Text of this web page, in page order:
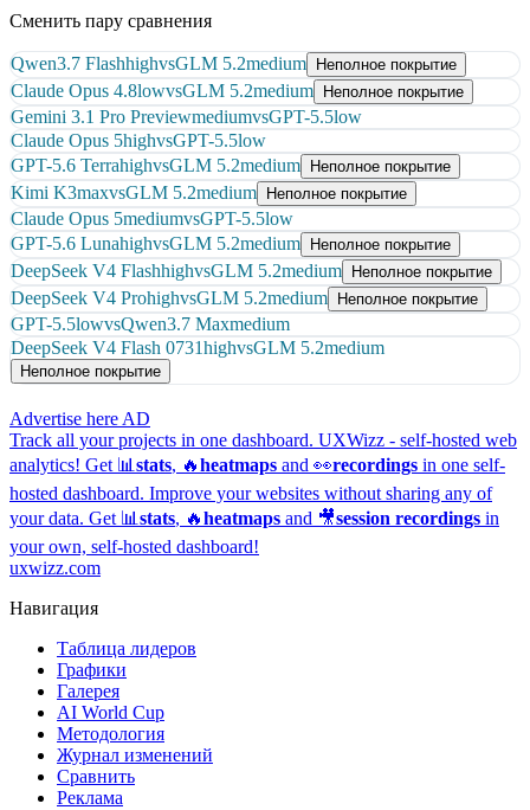
Сменить пару сравнения
Qwen3.7 FlashhighvsGLM 5.2medium Неполное покрытие
Claude Opus 4.8lowvsGLM 5.2medium Неполное покрытие
Gemini 3.1 Pro PreviewmediumvsGPT-5.5low
Claude Opus 5highvsGPT-5.5low
GPT-5.6 TerrahighvsGLM 5.2medium Неполное покрытие
Kimi K3maxvsGLM 5.2medium Неполное покрытие
Claude Opus 5mediumvsGPT-5.5low
GPT-5.6 LunahighvsGLM 5.2medium Неполное покрытие
DeepSeek V4 FlashhighvsGLM 5.2medium Неполное покрытие
DeepSeek V4 ProhighvsGLM 5.2medium Неполное покрытие
GPT-5.5lowvsQwen3.7 Maxmedium
DeepSeek V4 Flash 0731highvsGLM 5.2medium
Неполное покрытие
Advertise here AD
Track all your projects in one dashboard. UXWizz - self-hosted web
analytics! Get 📊 stats, 🔥heatmaps and 👀recordings in one self-
hosted dashboard. Improve your websites without sharing any of
your data. Get 📊 stats, 🔥heatmaps and 🎥session recordings in
your own, self-hosted dashboard!
uxwizz.com
Навигация
Таблица лидеров
Графики
Галерея
AI World Cup
Методология
Журнал изменений
Сравнить
Реклама